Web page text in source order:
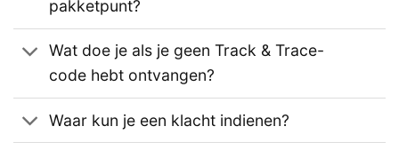
pakketpunt?
Wat doe je als je geen Track & Trace-
code hebt ontvangen?
Waar kun je een klacht indienen?